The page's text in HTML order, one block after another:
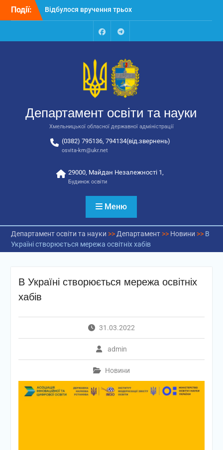
Перейти
Події:
автобусів для потреб
закладів освіти
Відбулося засідання
колегії Департаменту
державної адміністрації
Відбулась обласна
відповідальних за
виховання
FacebookTalegram
Департамент освіти та науки
Хмельницької обласної державної адміністрації
(0382) 795136, 794134(від.звернень)
osvita-km@ukr.net
29000, Майдан Незалежності 1,
Будинок освіти
Меню
Департамент освіти та науки >> Департамент>> Новини >> В
Україні створюється мережа освітніх хабів
В Україні створюється мережа освітніх
хабів
31.03.2022
admin
Новини